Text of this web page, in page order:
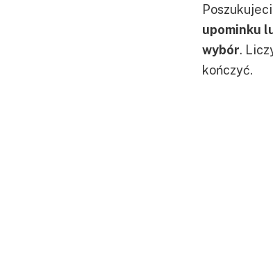
upominku
wybór.
kończyć.